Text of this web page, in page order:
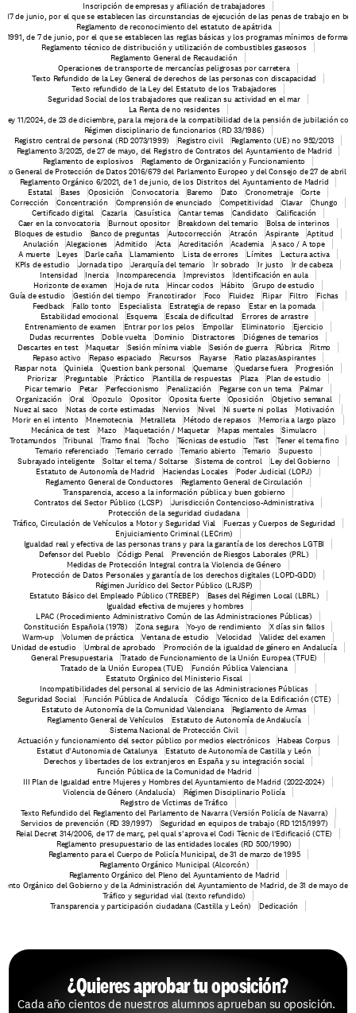
Inscripción de empresas y afiliación de trabajadores
17 de junio, por el que se establecen las circunstancias de ejecución de las penas de trabajo en
Reglamento de reconocimiento del estatuto de apátrida
1991, de 7 de junio, por el que se establecen las reglas básicas y los programas mínimos de
Reglamento técnico de distribución y utilización de combustibles gaseosos
Reglamento General de Recaudación
Operaciones de transporte de mercancías peligrosas por carretera
Texto Refundido de la Ley General de derechos de las personas con discapacidad
Texto refundido de la Ley del Estatuto de los Trabajadores
Seguridad Social de los trabajadores que realizan su actividad en el mar
La Renta de no residentes
ley 11/2024, de 23 de diciembre, para la mejora de la compatibilidad de la pensión de jubilación
Régimen disciplinario de funcionarios (RD 33/1986)
Registro central de personal (RD 2073/1999)
Registro civil
Reglamento (UE) no 952/2013
Reglamento 3/2025, de 27 de mayo, del Registro de Contratos del Ayuntamiento de Madrid
Reglamento de explosivos
Reglamento de Organización y Funcionamiento
General de Protección de Datos 2016/679 del Parlamento Europeo y del Consejo de 27 de abril
Reglamento Orgánico 6/2021, de 1 de junio, de los Distritos del Ayuntamiento de Madrid
Estatal
Bases Oposición Convocatoria Baremo Dato Cronometraje
Corte
Corrección
Concentración Comprensión de enunciado Competitividad Clavar
Chungo
Certificado digital
Cazarla Casuística Cantar temas Candidato
Calificación
Caer en la convocatoria
Burnout opositor Breakdown del temario
Bolsa de interinos
Bloques de estudio
Banco de preguntas Autocorrección Atracón Aspirante
Aptitud
Anulación
Alegaciones Admitido Acta Acreditación Academia
A saco / A tope
A muerte
Leyes Darle caña Llamamiento Lista de errores Límites
Lectura activa
KPIs de estudio
Jornada tipo Jerarquía del temario Ir sobrado Ir justo
Ir de cabeza
Intensidad
Inercia Incomparecencia Imprevistos
Identificación en aula
Horizonte de examen
Hoja de ruta Hincar codos Hábito
Grupo de estudio
Guía de estudio
Gestión del tiempo Francotirador Foco Fluidez Flipar Filtro
Fichas
Feedback
Fallo tonto Especialista Estrategia de repaso
Estar en la pomada
Estabilidad emocional
Esquema Escala de dificultad
Errores de arrastre
Entrenamiento de examen
Entrar por los pelos Empollar Eliminatorio
Ejercicio
Dudas recurrentes
Doble vuelta Dominio Distractores
Diógenes de temarios
Descartes en test
Maquetar Sesión mínima viable Sesión de guerra Rúbrica
Ritmo
Repaso activo
Repaso espaciado Recursos Rayarse
Ratio plazas/aspirantes
Raspar nota
Quiniela Question bank personal Quemarse Quedarse fuera
Progresión
Priorizar
Preguntable Práctico Plantilla de respuestas Plaza
Plan de estudio
Picar temario
Petar Perfeccionismo Penalización Pegarse con un tema
Palmar
Organización
Oral Opozulo Opositor Oposita fuerte Oposición
Objetivo semanal
Nuez al saco
Notas de corte estimadas Nervios Nivel Ni suerte ni pollas
Motivación
Morir en el intento
Mnemotecnia Metralleta Método de repasos
Memoria a largo plazo
Mecánica de test
Mazo Maquetación / Maquetar Mapas mentales
Simulacro
Trotamundos
Tribunal Tramo final Tocho Técnicas de estudio Test
Tener el tema fino
Temario referenciado
Temario cerrado Temario abierto Temario
Supuesto
Subrayado inteligente
Soltar el tema / Soltarse Sistema de control
Ley del Gobierno
Estatuto de Autonomía de Madrid
Haciendas Locales
Poder Judicial (LOPJ)
Reglamento General de Conductores
Reglamento General de Circulación
Transparencia, acceso a la información pública y buen gobierno
Contratos del Sector Público (LCSP)
Jurisdicción Contencioso-Administrativa
Protección de la seguridad ciudadana
Tráfico, Circulación de Vehículos a Motor y Seguridad Vial
Fuerzas y Cuerpos de Seguridad
Enjuiciamiento Criminal (LECrim)
Igualdad real y efectiva de las personas trans y para la garantía de los derechos LGTBI
Defensor del Pueblo
Código Penal
Prevención de Riesgos Laborales (PRL)
Medidas de Protección Integral contra la Violencia de Género
Protección de Datos Personales y garantía de los derechos digitales (LOPD-GDD)
Régimen Jurídico del Sector Público (LRJSP)
Estatuto Básico del Empleado Público (TREBEP)
Bases del Régimen Local (LBRL)
Igualdad efectiva de mujeres y hombres
LPAC (Procedimiento Administrativo Común de las Administraciones Públicas)
Constitución Española (1978)
Zona segura Yo-yo de rendimiento
X días sin fallos
Warm-up
Volumen de práctica Ventana de estudio Velocidad
Validez del examen
Unidad de estudio
Umbral de aprobado
Promoción de la igualdad de género en Andalucía
General Presupuestaria
Tratado de Funcionamiento de la Unión Europea (TFUE)
Tratado de la Unión Europea (TUE)
Función Pública Valenciana
Estatuto Orgánico del Ministerio Fiscal
Incompatibilidades del personal al servicio de las Administraciones Públicas
Seguridad Social
Función Pública de Andalucía
Código Técnico de la Edificación (CTE)
Estatuto de Autonomía de la Comunidad Valenciana
Reglamento de Armas
Reglamento General de Vehículos
Estatuto de Autonomía de Andalucía
Sistema Nacional de Protección Civil
Actuación y funcionamiento del sector público por medios electrónicos
Habeas Corpus
Estatut d'Autonomia de Catalunya
Estatuto de Autonomía de Castilla y León
Derechos y libertades de los extranjeros en España y su integración social
Función Pública de la Comunidad de Madrid
III Plan de Igualdad entre Mujeres y Hombres del Ayuntamiento de Madrid (2022-2024)
Violencia de Género (Andalucía)
Régimen Disciplinario Policía
Registro de Víctimas de Tráfico
Texto Refundido del Reglamento del Parlamento de Navarra (Versión Policía de Navarra)
Servicios de prevención (RD 39/1997)
Seguridad en equipos de trabajo (RD 1215/1997)
Reial Decret 314/2006, de 17 de març, pel qual s'aprova el Codi Tècnic de l'Edificació (CTE)
Reglamento presupuestario de las entidades locales (RD 500/1990)
Reglamento para el Cuerpo de Policía Municipal, de 31 de marzo de 1995
Reglamento Orgánico Municipal (Alcorcón)
Reglamento Orgánico del Pleno del Ayuntamiento de Madrid
Orgánico del Gobierno y de la Administración del Ayuntamiento de Madrid, de 31 de mayo de
Tráfico y seguridad vial (texto refundido)
Transparencia y participación ciudadana (Castilla y León)
Dedicación
¿Quieres aprobar tu oposición?
Cada año cientos de nuestros alumnos aprueban su oposición.